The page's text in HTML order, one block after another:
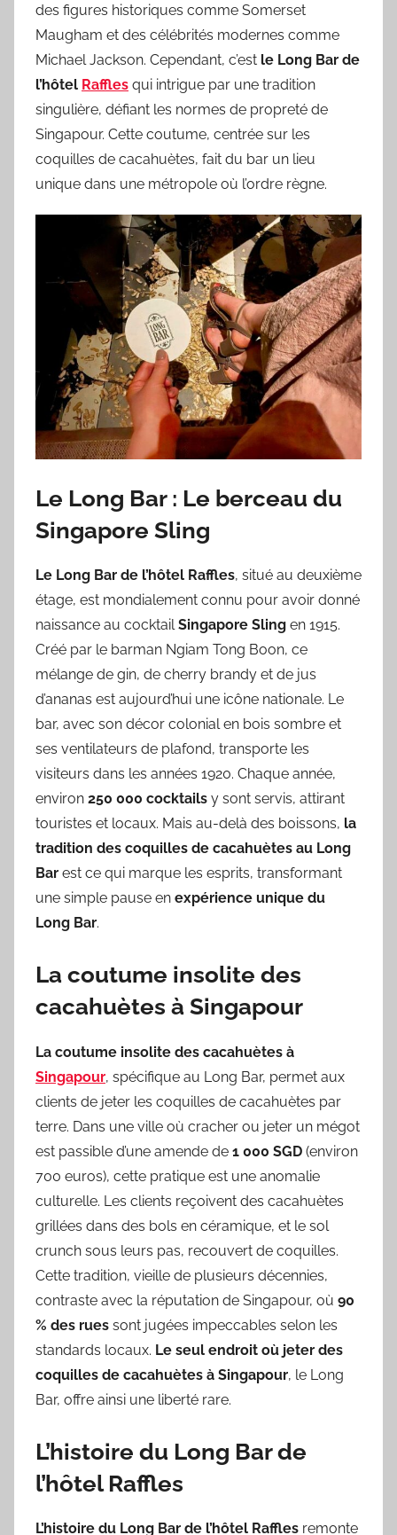
des figures historiques comme Somerset
Maugham et des célébrités modernes comme
Michael Jackson. Cependant, c’est le Long Bar de
l’hôtel Raffles qui intrigue par une tradition
singulière, défiant les normes de propreté de
Singapour. Cette coutume, centrée sur les
coquilles de cacahuètes, fait du bar un lieu
unique dans une métropole où l’ordre règne.
Le Long Bar : Le berceau du
Singapore Sling
Le Long Bar de l’hôtel Raffles, situé au deuxième
étage, est mondialement connu pour avoir donné
naissance au cocktailSingapore Sling en 1915.
Créé par le barman Ngiam Tong Boon, ce
mélange de gin, de cherry brandy et de jus
d’ananas est aujourd’hui une icône nationale. Le
bar, avec son décor colonial en bois sombre et
ses ventilateurs de plafond, transporte les
visiteurs dans les années 1920. Chaque année,
environ 250 000 cocktails y sont servis, attirant
touristes et locaux. Mais au-delà des boissons, la
tradition des coquilles de cacahuètes au Long
Bar est ce qui marque les esprits, transformant
une simple pause en expérience unique du
Long Bar.
La coutume insolite des
cacahuètes à Singapour
La coutume insolite des cacahuètes à
Singapour, spécifique au Long Bar, permet aux
clients de jeter les coquilles de cacahuètes par
terre. Dans une ville où cracher ou jeter un mégot
est passible d’une amende de 1 000 SGD (environ
700 euros), cette pratique est une anomalie
culturelle. Les clients reçoivent des cacahuètes
grillées dans des bols en céramique, et le sol
crunch sous leurs pas, recouvert de coquilles.
Cette tradition, vieille de plusieurs décennies,
contraste avec la réputation de Singapour, où 90
% des rues sont jugées impeccables selon les
standards locaux. Le seul endroit où jeter des
coquilles de cacahuètes à Singapour, le Long
Bar, offre ainsi une liberté rare.
L’histoire du Long Bar de
l’hôtel Raffles
L’histoire du Long Bar de l’hôtel Raffles remonte